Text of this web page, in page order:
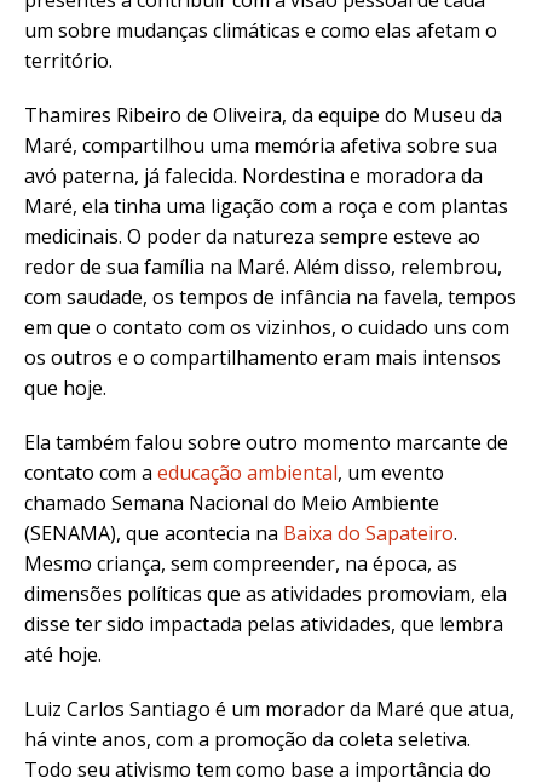
um sobre mudanças climáticas e como elas afetam o
território.
Thamires Ribeiro de Oliveira, da equipe do Museu da
Maré, compartilhou uma memória afetiva sobre sua
avó paterna, já falecida. Nordestina e moradora da
Maré, ela tinha uma ligação com a roça e com plantas
medicinais. O poder da natureza sempre esteve ao
redor de sua família na Maré. Além disso, relembrou,
com saudade, os tempos de infância na favela, tempos
em que o contato com os vizinhos, o cuidado uns com
os outros e o compartilhamento eram mais intensos
que hoje.
Ela também falou sobre outro momento marcante de
contato com a educação ambiental, um evento
chamado Semana Nacional do Meio Ambiente
(SENAMA), que acontecia na Baixa do Sapateiro.
Mesmo criança, sem compreender, na época, as
dimensões políticas que as atividades promoviam, ela
disse ter sido impactada pelas atividades, que lembra
até hoje.
Luiz Carlos Santiago é um morador da Maré que atua,
há vinte anos, com a promoção da coleta seletiva.
Todo seu ativismo tem como base a importância do